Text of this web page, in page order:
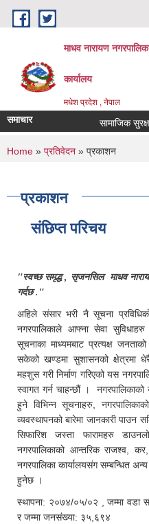
Skip to main content
माधव नारायण
कार्यालय
मधेश प्रदेश , नेपाल
समाचार सामाजिक
You are here
Home » प्रतिवेदन » प्रकाशन
प्रकाशन
संछिप्त परिचय
"स्वच्छ समृद्ध , सृजनसिल माधव
गर्दछ ."
अहिले संसार भरी नै सूचना
नगरपालिकाले आफ्ना सेवा सुविधाहरु
सूचनाका माध्यमबाट प्रत्यक्ष
सकेको खण्डमा सुशासनको क्षेत्रमा
महशुस गरी निर्माण गरिएको यस
स्वागत गर्न चाहन्छौं ।
हुने विभिन्न सूचनाहरु,
व्यवस्थापनको बारेमा जानकारी पाउन
सिफारिश जस्ता फारामहरु
नगरपालिकाको आन्तरिक राजश्व,
नगरपालिका कार्यालयसंग सम्बन्धित
हुनेछ ।
स्थापना: २०७४/०५/०२ , जम्मा वडा
र जम्मा जनसंख्या: ३५,६९४